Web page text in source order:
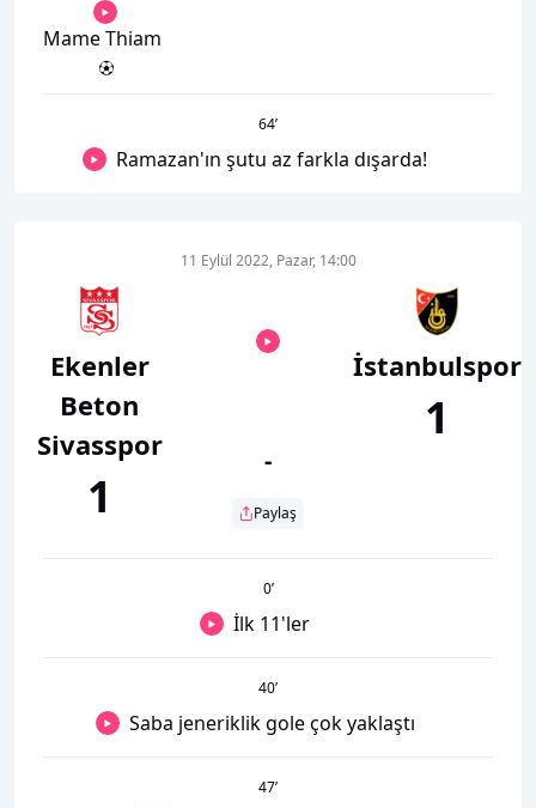
Mame Thiam
64’
Ramazan'ın şutu az farkla dışarda!
Ekenler
Beton
Sivasspor
1
11 Eylül 2022, Pazar, 14:00
-
Paylaş
İstanbulspor
1
0’
İlk 11'ler
40’
Saba jeneriklik gole çok yaklaştı
47’